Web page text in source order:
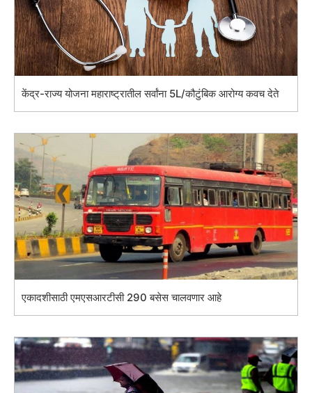
केंद्र-राज्य योजना महाराष्ट्रातील सर्वांना 5L/कौटुंबिक आरोग्य कवच देते
एकादशीसाठी एमएसआरटीसी 290 बसेस चालवणार आहे